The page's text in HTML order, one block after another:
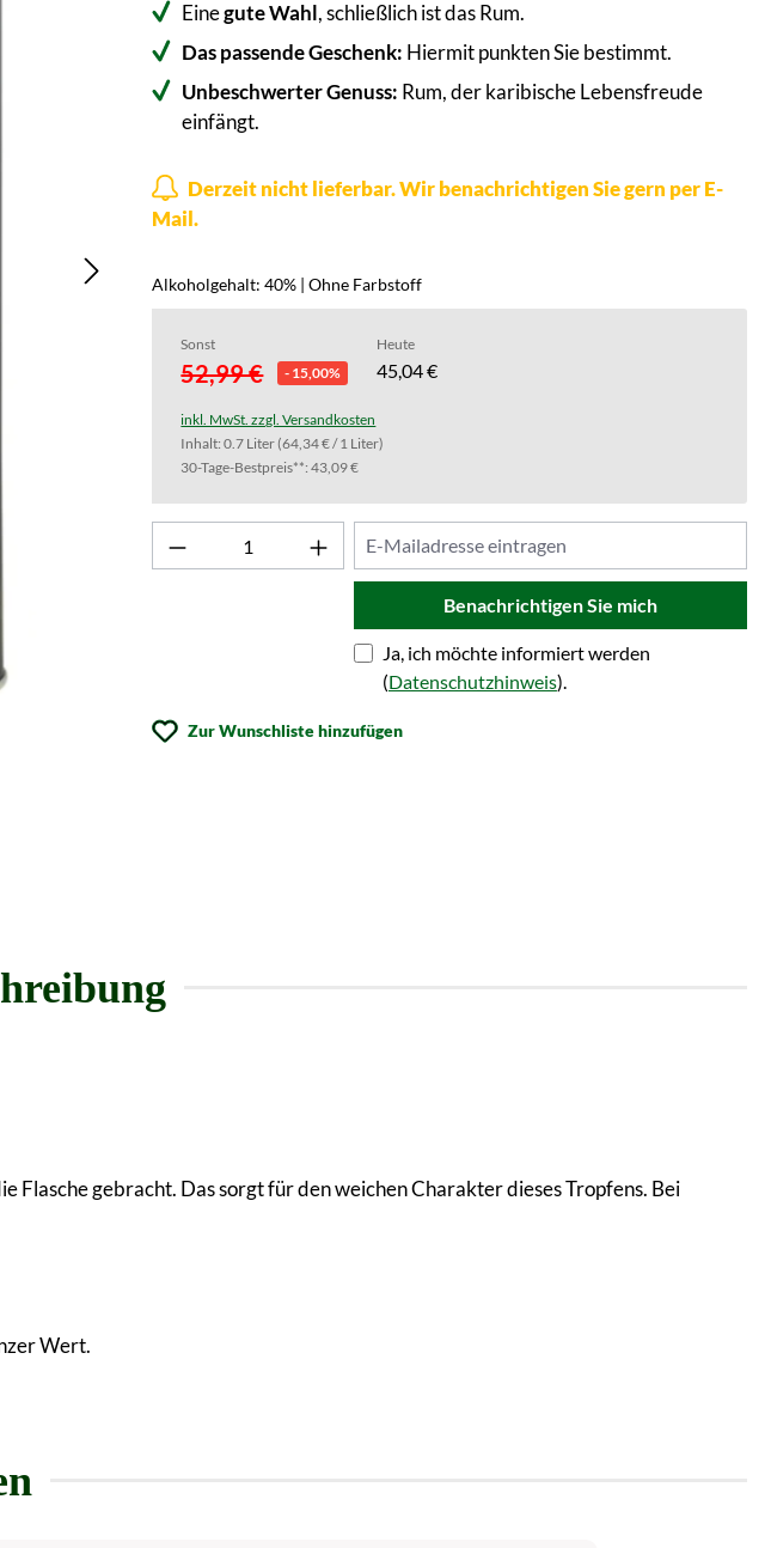
Einegute Wahl, schließlich ist das Rum.
Das passende Geschenk: Hiermit punkten Sie bestimmt.
Unbeschwerter Genuss: Rum, der karibische Lebensfreude
einfängt.
Derzeit nicht lieferbar. Wir benachrichtigen Sie gern per E-
Mail.
Alkoholgehalt: 40% | Ohne Farbstoff
Sonst
52,99 € - 15,00%
Heute
45,04 €
inkl. MwSt. zzgl. Versandkosten
Inhalt:0.7 Liter(64,34 € / 1 Liter)
30-Tage-Bestpreis**: 43,09 €
Benachrichtigen Sie mich
Ja, ich möchte informiert werden
(Datenschutzhinweis).
Zur Wunschliste hinzufügen
Flasche gebracht. Das sorgt für den weichen Charakter dieses Tropfens. Bei
Wert.